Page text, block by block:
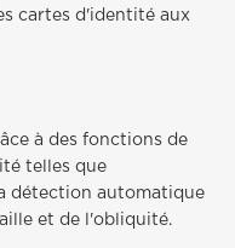
cartes d'identité aux
à des fonctions de
telles que
détection automatique
et de l'obliquité.